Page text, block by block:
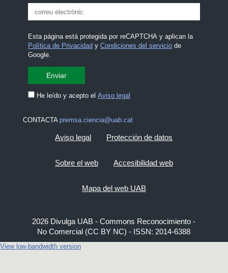
Esta página está protegida por reCAPTCHA y aplican la
Política de Privacidad y Condiciones del serviciode
Google.
He leído y acepto el Aviso legal
CONTACTA premsa.ciencia@uab.cat
Aviso legal Protección de datos
Sobre el web Accesibilidad web
Mapa del web UAB
2026 Divulga UAB - Commons Reconocimiento -
No Comercial (CC BY NC) - ISSN: 2014-6388
View low-bandwidth version